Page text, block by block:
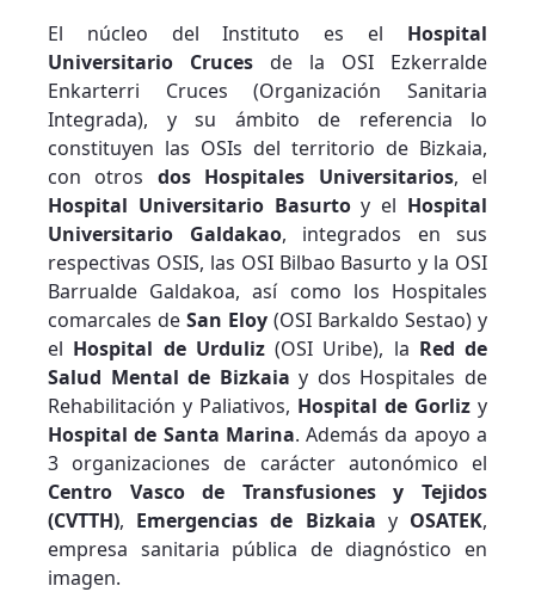
El núcleo del Instituto es el Hospital
Universitario Cruces de la OSI Ezkerralde
Enkarterri Cruces (Organización Sanitaria
Integrada), y su ámbito de referencia lo
constituyen las OSIs del territorio de Bizkaia,
con otros dos Hospitales Universitarios, el
Hospital Universitario Basurtoy el Hospital
Universitario Galdakao, integrados en sus
respectivas OSIS, las OSI Bilbao Basurto y la OSI
Barrualde Galdakoa, así como los Hospitales
comarcales de San Eloy (OSI Barkaldo Sestao) y
el Hospital de Urduliz(OSI Uribe), la Red de
Salud Mental de Bizkaia y dos Hospitales de
Rehabilitación y Paliativos, Hospital de Gorliz y
Hospital de Santa Marina. Además da apoyo a
3 organizaciones de carácter autonómico el
Centro Vasco de Transfusiones y Tejidos
(CVTTH), Emergencias de Bizkaia y OSATEK,
empresa sanitaria pública de diagnóstico en
imagen.